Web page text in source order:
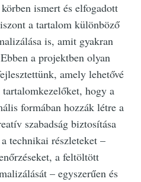
ismert és elfogadott
a tartalom különböző
is, amit gyakran
a projektben olyan
amely lehetővé
hogy a
formában hozzák létre a
szabadság biztosítása
technikai részleteket –
a feltöltött
– egyszerűen és